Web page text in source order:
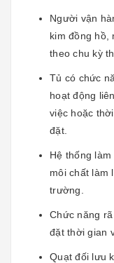
Người vận
kim đồng hồ,
theo chu kỳ
Tủ có chức
hoạt động
việc hoặc
đặt.
Hệ thống
môi chất làm
trường.
Chức năng
đặt thời gian
Quạt đối lưu